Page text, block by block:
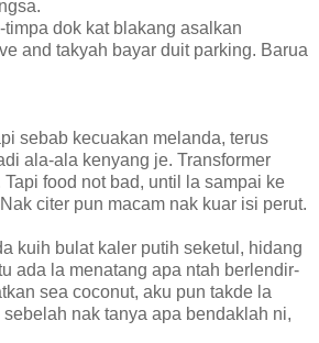
dok kat blakang asalkan
and takyah bayar duit parking. Barua
sebab kecuakan melanda, terus
ala-ala kenyang je. Transformer
food not bad, until la sampai ke
citer pun macam nak kuar isi perut.
kuih bulat kaler putih seketul, hidang
ada la menatang apa ntah berlendir-
sea coconut, aku pun takde la
nak tanya apa bendaklah ni,